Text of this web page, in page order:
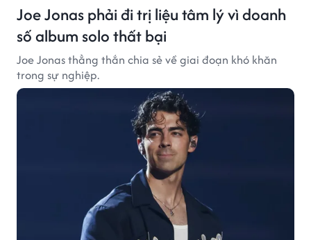
Joe Jonas phải đi trị liệu tâm lý vì doanh
số album solo thất bại
Joe Jonas thẳng thắn chia sẻ về giai đoạn khó khăn
trong sự nghiệp.